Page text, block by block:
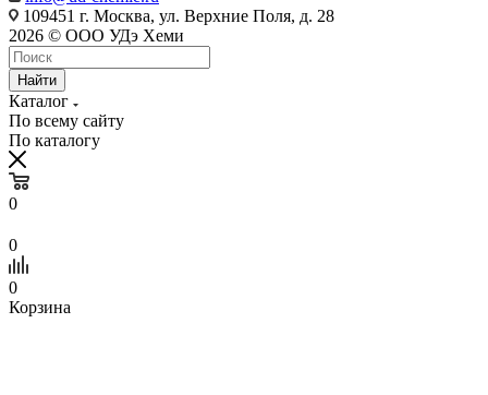
109451 г. Москва, ул. Верхние Поля, д. 28
2026 © ООО УДэ Хеми
Найти
Каталог
По всему сайту
По каталогу
0
0
0
Корзина